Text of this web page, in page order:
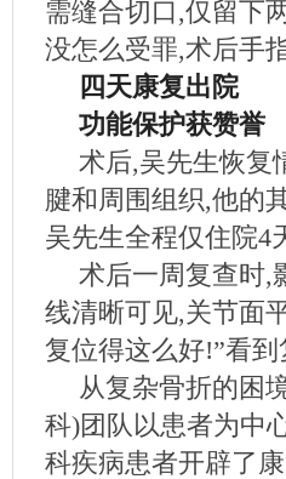
需缝合切口,仅留下
没怎么受罪,术后手
四天康复出院
功能保护获赞誉
术后,吴先生恢复
腱和周围组织,他的
吴先生全程仅住院4
术后一周复查时,
线清晰可见,关节面
复位得这么好!”看
从复杂骨折的困
科)团队以患者为中
科疾病患者开辟了